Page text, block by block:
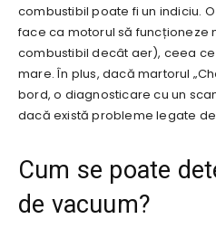
combustibil poate fi un indiciu.
face ca motorul să funcționeze
combustibil decât aer), ceea
mare. În plus, dacă martorul
bord, o diagnosticare cu un
dacă există probleme legate
Cum se poate
de vacuum?